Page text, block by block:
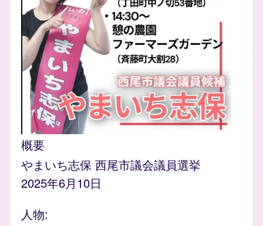
概要
やまいち志保 西尾市議会議員選挙
2025年6月10日
人物